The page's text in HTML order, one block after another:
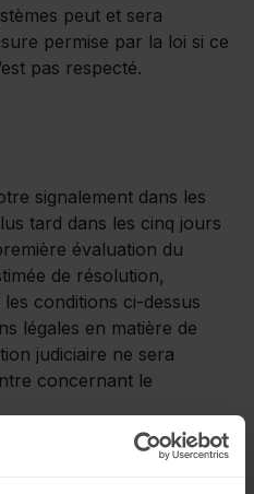
peut et sera
permise par la loi si ce
pas respecté.
signalement dans les
tard dans les cinq jours
évaluation du
de résolution,
conditions ci-dessus
légales en matière de
judiciaire ne sera
concernant le
de manière
pas vos données